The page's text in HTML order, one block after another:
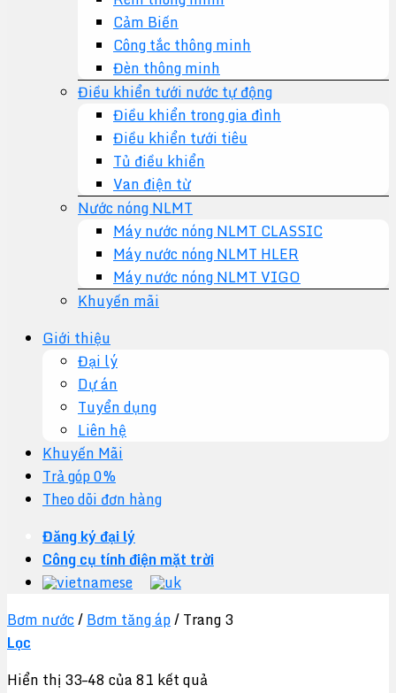
Cảm Biến
Công tắc thông minh
Đèn thông minh
Điều khiển tưới nước tự động
Điều khiển trong gia đình
Điều khiển tưới tiêu
Tủ điều khiển
Van điện từ
Nước nóng NLMT
Máy nước nóng NLMT CLASSIC
Máy nước nóng NLMT HLER
Máy nước nóng NLMT VIGO
Khuyến mãi
Giới thiệu
Đại lý
Dự án
Tuyển dụng
Liên hệ
Khuyến Mãi
Trả góp 0%
Theo dõi đơn hàng
Đăng ký đại lý
Công cụ tính điện mặt trời
Bơm nước/Bơm tăng áp/Trang 3
Lọc
Hiển thị 33–48 của 81 kết quả